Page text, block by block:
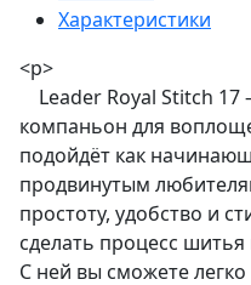
Характеристики
<p>
Leader Royal Stitch
компаньон для
подойдёт как
продвинутым
простоту, удобство и
сделать процесс
С ней вы сможете